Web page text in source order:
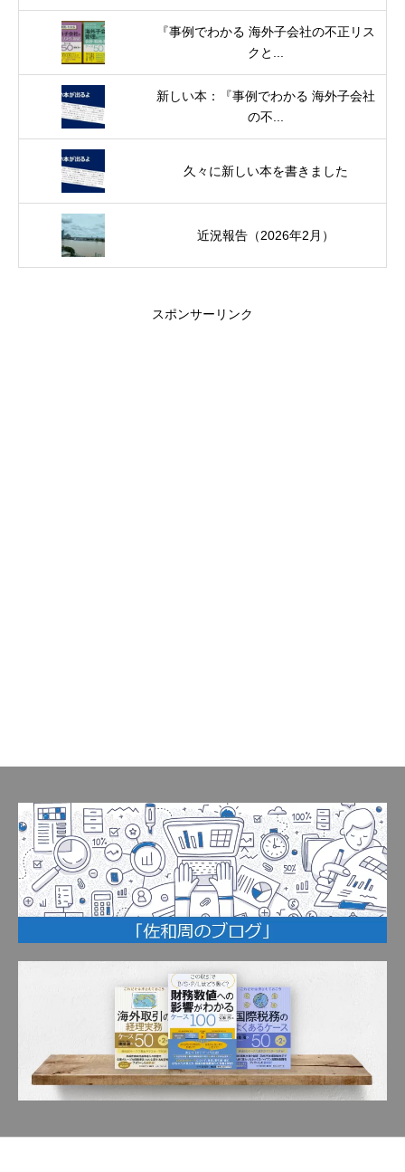
『事例でわかる 海外子会社の不正リス
クと...
新しい本：『事例でわかる 海外子会社
の不...
久々に新しい本を書きました
近況報告（2026年2月）
スポンサーリンク